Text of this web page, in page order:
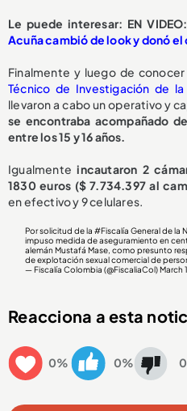
Le puede interesar: EN VIDEO:
Acuña cambió de look y donó
Finalmente y luego de
Técnico de Investigación de la
llevaron a cabo un operativo y
se encontraba acompañado
entre los 15 y 16 años.
Igualmenteincautaron 2
1830 euros ($ 7.734.397 al
en efectivo y 9 celulares.
Por solicitud de la#Fiscalía General de la
impuso medida de aseguramiento en
alemán Mustafá Mase, como presunto
de explotación sexual comercial de
— Fiscalía Colombia (@FiscaliaCol) March
Reacciona a esta
0% 0%